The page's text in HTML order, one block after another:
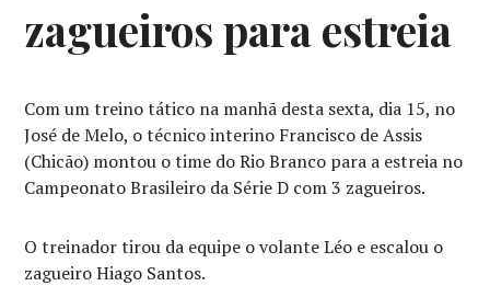
zagueiros para estreia
Com um treino tático na manhã desta sexta, dia 15, no
José de Melo, o técnico interino Francisco de Assis
(Chicão) montou o time do Rio Branco para a estreia no
Campeonato Brasileiro da Série D com 3 zagueiros.
O treinador tirou da equipe o volante Léo e escalou o
zagueiro Hiago Santos.